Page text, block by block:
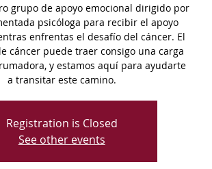
grupo de apoyo emocional dirigido por
psicóloga para recibir el apoyo
enfrentas el desafío del cáncer. El
cáncer puede traer consigo una carga
y estamos aquí para ayudarte
a transitar este camino.
Registration is Closed
See other events